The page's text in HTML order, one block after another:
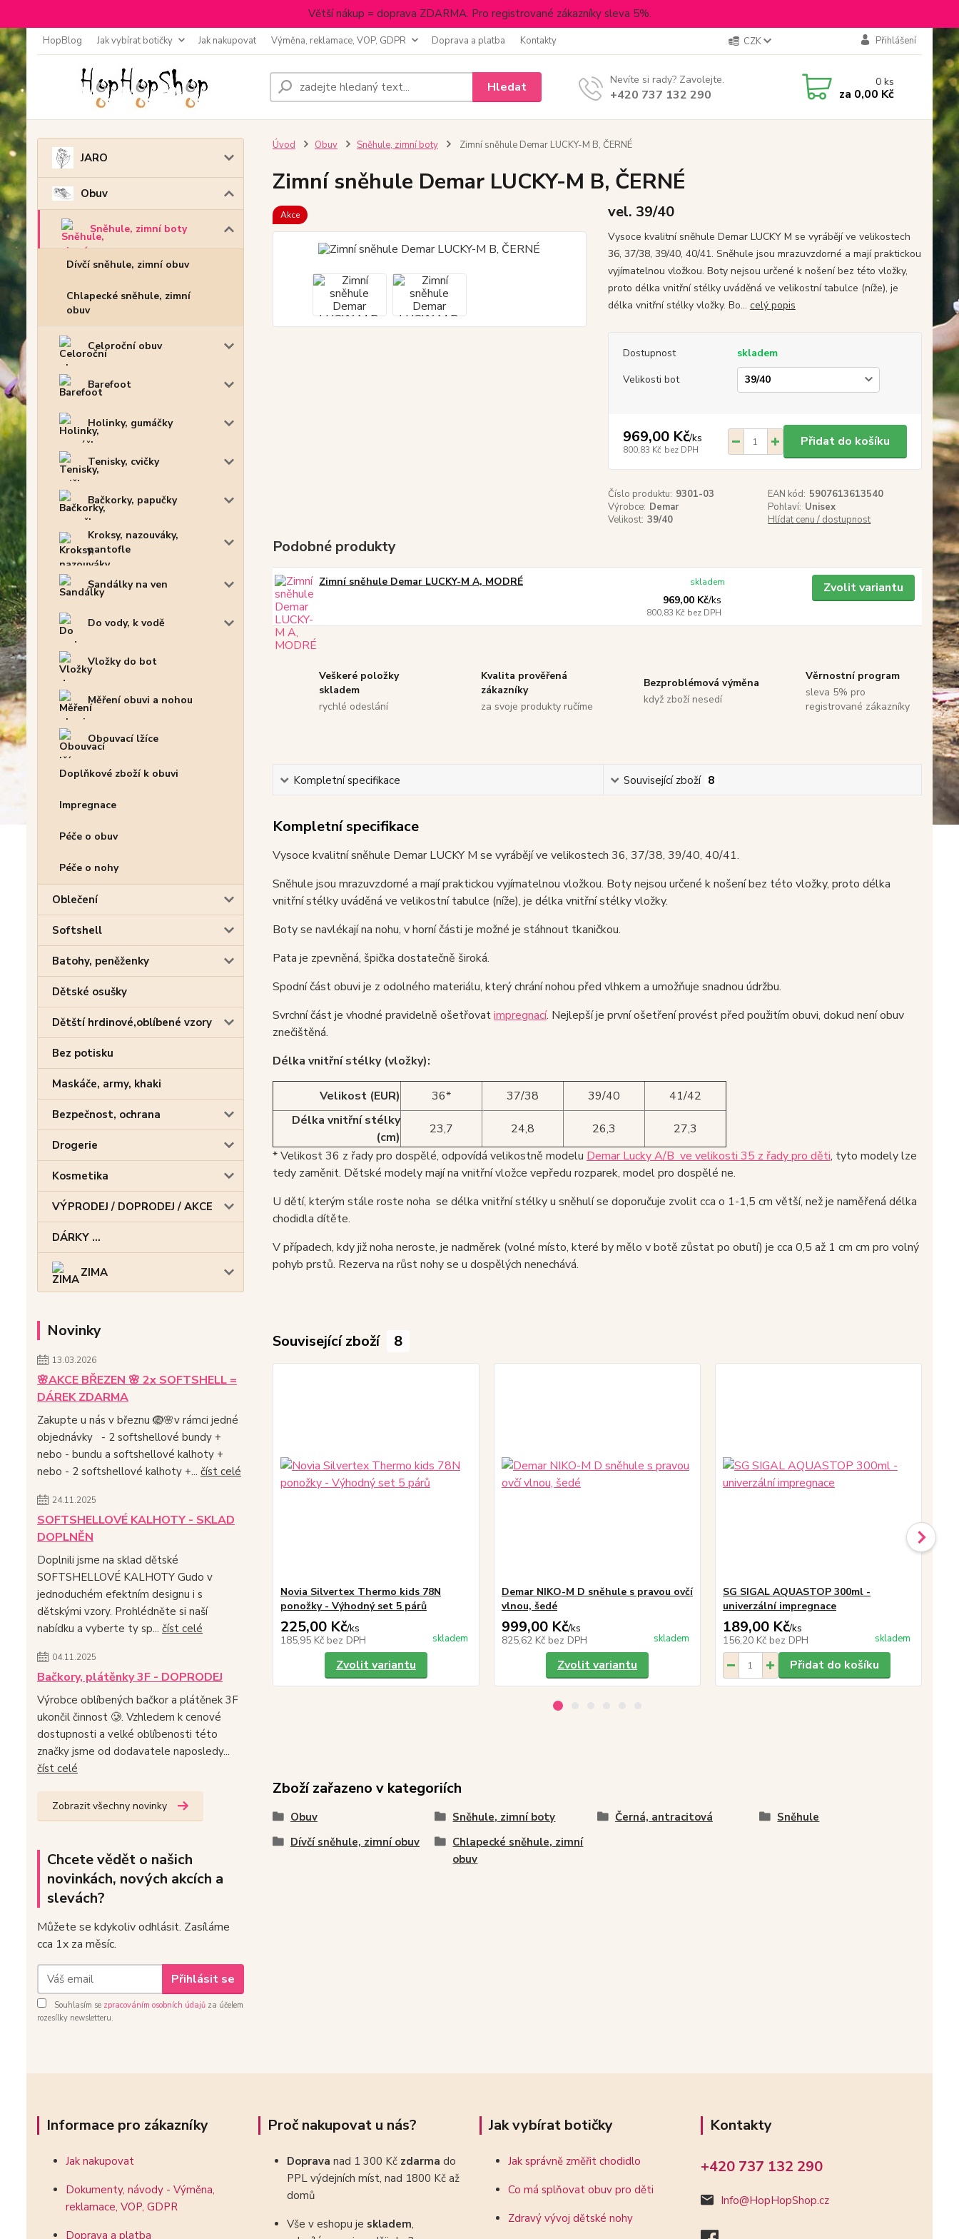
Větší nákup = doprava ZDARMA. Pro registrované zákazníky sleva 5%.
HopBlog Jak vybírat botičky Jak nakupovat Výměna, reklamace, VOP, GDPR Doprava a platba Kontakty CZK Přihlášení
Hledat Nevíte si rady? Zavolejte.
+420 737 132 290
0ks
za 0,00 Kč
JARO
Obuv
Sněhule, zimní boty
Dívčí sněhule, zimní obuv
Chlapecké sněhule, zimní
obuv
Celoroční obuv
Barefoot
Holinky, gumáčky
Tenisky, cvičky
Bačkorky, papučky
Kroksy, nazouváky,
pantofle
Sandálky na ven
Do vody, k vodě
Vložky do bot
Měření obuvi a nohou
Obouvací lžíce
Doplňkové zboží k obuvi
Impregnace
Péče o obuv
Péče o nohy
Oblečení
Softshell
Batohy, peněženky
Dětské osušky
Dětští hrdinové,oblíbené vzory
Bez potisku
Maskáče, army, khaki
Bezpečnost, ochrana
Drogerie
Kosmetika
VÝPRODEJ / DOPRODEJ / AKCE
DÁRKY ...
ZIMA
Novinky
13.03.2026
🌸AKCE BŘEZEN 🌸 2x SOFTSHELL =
DÁREK ZDARMA
Zakupte u nás v březnu 🪺🌸v rámci jedné
objednávky - 2 softshellové bundy +
nebo - bundu a softshellové kalhoty +
nebo - 2 softshellové kalhoty +... číst celé
24.11.2025
SOFTSHELLOVÉ KALHOTY - SKLAD
DOPLNĚN
Doplnili jsme na sklad dětské
SOFTSHELLOVÉ KALHOTY Gudo v
jednoduchém efektním designu i s
dětskými vzory. Prohlédněte si naší
nabídku a vyberte ty sp... číst celé
04.11.2025
Bačkory, plátěnky 3F - DOPRODEJ
Výrobce oblíbených bačkor a plátěnek 3F
ukončil činnost 🥲. Vzhledem k cenové
dostupnosti a velké oblíbenosti této
značky jsme od dodavatele naposledy...
číst celé
Zobrazit všechny novinky
Chcete vědět o našich
novinkách, nových akcích a
slevách?
Můžete se kdykoliv odhlásit. Zasíláme
cca 1x za měsíc.
Přihlásit se
Souhlasím se zpracováním osobních údajů za účelem
rozesílky newsletteru.
Úvod Obuv Sněhule, zimní boty Zimní sněhule Demar LUCKY-M B, ČERNÉ
Zimní sněhule Demar LUCKY-M B, ČERNÉ
Akce vel. 39/40
Vysoce kvalitní sněhule Demar LUCKY M se vyrábějí ve velikostech
36, 37/38, 39/40, 40/41. Sněhule jsou mrazuvzdorné a mají praktickou
vyjímatelnou vložkou. Boty nejsou určené k nošení bez této vložky,
proto délka vnitřní stélky uváděná ve velikostní tabulce (níže), je
délka vnitřní stélky vložky. Bo... celý popis
Dostupnost
skladem
Velikosti bot
969,00 Kč/ks
800,83 Kč bez DPH
Přidat do košíku
Číslo produktu: 9301-03 EAN kód: 5907613613540
Výrobce: Demar Pohlaví: Unisex
Velikost: 39/40 Hlídat cenu / dostupnost
Podobné produkty
Zimní sněhule Demar LUCKY-M A, MODRÉ
969,00 Kč/ks
800,83 Kč bez DPH
skladem Zvolit variantu
Veškeré položky
skladem
rychlé odeslání
Kvalita prověřená
zákazníky
za svoje produkty ručíme
Bezproblémová výměna
když zboží nesedí
Věrnostní program
sleva 5% pro
registrované zákazníky
Kompletní specifikace Související zboží 8
Kompletní specifikace
Vysoce kvalitní sněhule Demar LUCKY M se vyrábějí ve velikostech 36, 37/38, 39/40, 40/41.
Sněhule jsou mrazuvzdorné a mají praktickou vyjímatelnou vložkou. Boty nejsou určené k nošení bez této vložky, proto délka
vnitřní stélky uváděná ve velikostní tabulce (níže), je délka vnitřní stélky vložky.
Boty se navlékají na nohu, v horní části je možné je stáhnout tkaničkou.
Pata je zpevněná, špička dostatečně široká.
Spodní část obuvi je z odolného materiálu, který chrání nohou před vlhkem a umožňuje snadnou údržbu.
Svrchní část je vhodné pravidelně ošetřovatimpregnací. Nejlepší je první ošetření provést před použitím obuvi, dokud není obuv
znečištěná.
Délka vnitřní stélky (vložky):
Velikost (EUR) 36* 37/38 39/40
41/42
Délka vnitřní stélky
(cm)
23,7 24,8 26,3
27,3
* Velikost 36 z řady pro dospělé, odpovídá velikostně modelu Demar Lucky A/B ve velikosti 35 z řady pro děti, tyto modely lze
tedy zaměnit. Dětské modely mají na vnitřní vložce vepředu rozparek, model pro dospělé ne.
U dětí, kterým stále roste noha se délka vnitřní stélky u sněhulí se doporučuje zvolit cca o 1-1,5 cm větší, než je naměřená délka
chodidla dítěte.
V případech, kdy již noha neroste, je nadměrek (volné místo, které by mělo v botě zůstat po obutí) je cca 0,5 až 1 cm cm pro volný
pohyb prstů. Rezerva na růst nohy se u dospělých nenechává.
Související zboží 8
Novia Silvertex Thermo kids 78N
ponožky - Výhodný set 5 párů
225,00 Kč/ks
185,95 Kč bez DPH skladem
Zvolit variantu
Demar NIKO-M D sněhule s pravou ovčí
vlnou, šedé
999,00 Kč/ks
825,62 Kč bez DPH skladem
Zvolit variantu
SG SIGAL AQUASTOP 300ml -
univerzální impregnace
189,00 Kč/ks
156,20 Kč bez DPH skladem
Přidat do košíku
Zboží zařazeno v kategoriích
Obuv Sněhule, zimní boty Černá, antracitová
Sněhule
Dívčí sněhule, zimní obuv
Chlapecké sněhule, zimní
obuv
Informace pro zákazníky
Jak nakupovat
Dokumenty, návody - Výměna,
reklamace, VOP, GDPR
Doprava a platba
Proč nakupovat u nás?
Doprava nad 1 300 Kč zdarma do
PPL výdejních míst, nad 1800 Kč až
domů
Vše v eshopu je skladem,
Jak vybírat botičky
Jak správně změřit chodidlo
Co má splňovat obuv pro děti
Zdravý vývoj dětské nohy
Kontakty
+420 737 132 290
Info@HopHopShop.cz